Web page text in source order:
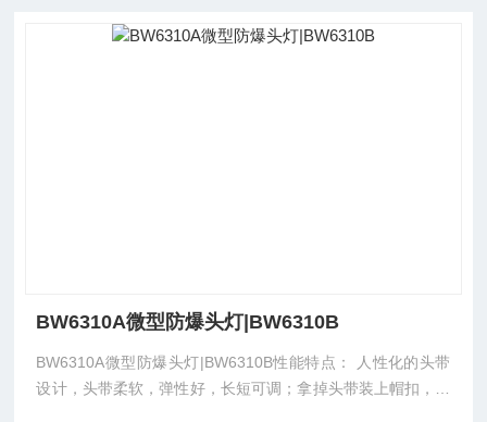
BW6310A微型防爆头灯|BW6310B
BW6310A微型防爆头灯|BW6310B性能特点： 人性化的头带
设计，头带柔软，弹性好，长短可调；拿掉头带装上帽扣，也